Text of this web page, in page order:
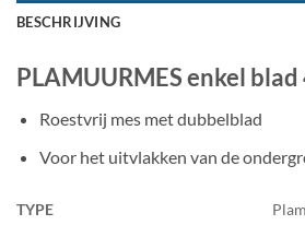
BESCHRIJVING
PLAMUURMES enkel blad
Roestvrij mes met dubbelblad
Voor het uitvlakken van de
TYPE